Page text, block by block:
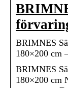
BRIMNES
180×200 cm
BRIMNES
180×200 cm